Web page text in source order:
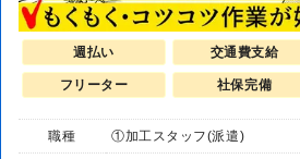
週払い 交通費支給
フリーター 社保完備
職種 ①加工スタッフ(派遣)